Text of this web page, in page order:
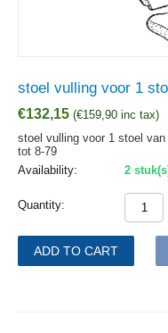
stoel vulling voor 1
€132,15 (€159,90 inc tax)
stoel vulling voor 1 stoel
tot 8-79
Availability:
2
Quantity:
ADD TO CART